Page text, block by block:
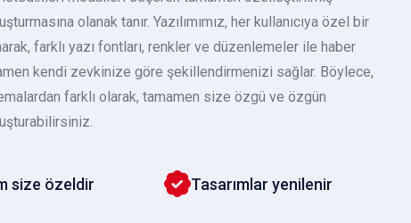
olanak tanır. Yazılımımız, her kullanıcıya özel bir
farklı yazı fontları, renkler ve düzenlemeler ile haber
kendi zevkinize göre şekillendirmenizi sağlar. Böylece,
farklı olarak, tamamen size özgü ve özgün
size özeldir Tasarımlar yenilenir